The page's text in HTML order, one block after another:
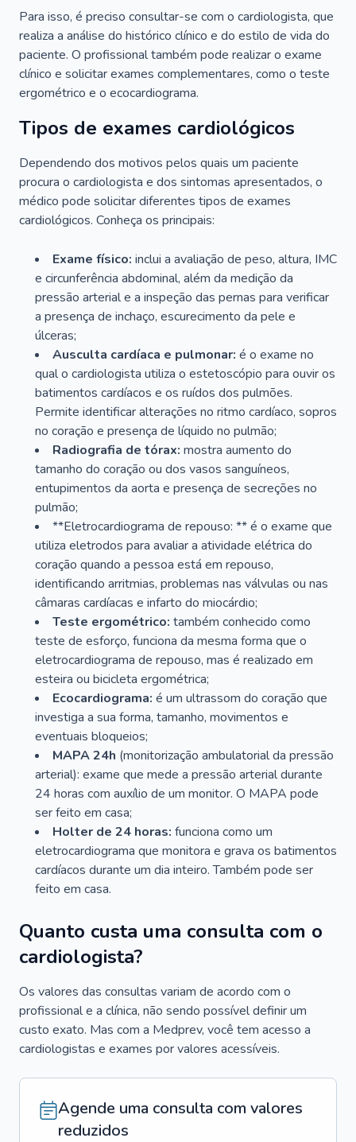
Para isso, é preciso consultar-se com o cardiologista, que
realiza a análise do histórico clínico e do estilo de vida do
paciente. O profissional também pode realizar o exame
clínico e solicitar exames complementares, como o teste
ergométrico e o ecocardiograma.
Tipos de exames cardiológicos
Dependendo dos motivos pelos quais um paciente
procura o cardiologista e dos sintomas apresentados, o
médico pode solicitar diferentes tipos de exames
cardiológicos. Conheça os principais:
Exame físico: inclui a avaliação de peso, altura, IMC
e circunferência abdominal, além da medição da
pressão arterial e a inspeção das pernas para verificar
a presença de inchaço, escurecimento da pele e
úlceras;
Ausculta cardíaca e pulmonar: é o exame no
qual o cardiologista utiliza o estetoscópio para ouvir os
batimentos cardíacos e os ruídos dos pulmões.
Permite identificar alterações no ritmo cardíaco, sopros
no coração e presença de líquido no pulmão;
Radiografia de tórax: mostra aumento do
tamanho do coração ou dos vasos sanguíneos,
entupimentos da aorta e presença de secreções no
pulmão;
**Eletrocardiograma de repouso: ** é o exame que
utiliza eletrodos para avaliar a atividade elétrica do
coração quando a pessoa está em repouso,
identificando arritmias, problemas nas válvulas ou nas
câmaras cardíacas e infarto do miocárdio;
Teste ergométrico: também conhecido como
teste de esforço, funciona da mesma forma que o
eletrocardiograma de repouso, mas é realizado em
esteira ou bicicleta ergométrica;
Ecocardiograma: é um ultrassom do coração que
investiga a sua forma, tamanho, movimentos e
eventuais bloqueios;
MAPA 24h (monitorização ambulatorial da pressão
arterial): exame que mede a pressão arterial durante
24 horas com auxílio de um monitor. O MAPA pode
ser feito em casa;
Holter de 24 horas: funciona como um
eletrocardiograma que monitora e grava os batimentos
cardíacos durante um dia inteiro. Também pode ser
feito em casa.
Quanto custa uma consulta com o
cardiologista?
Os valores das consultas variam de acordo com o
profissional e a clínica, não sendo possível definir um
custo exato. Mas com a Medprev, você tem acesso a
cardiologistas e exames por valores acessíveis.
Agende uma consulta com valores
reduzidos